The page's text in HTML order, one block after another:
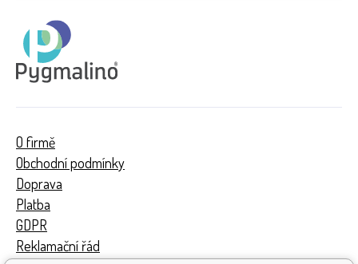
O firmě
Obchodní podmínky
Doprava
Platba
GDPR
Reklamační řád